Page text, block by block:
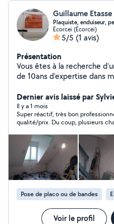
Guillaume
Plaquiste, enduiseur,
Écorcei (Écorcei)
5/5 (1 avis)
Présentation
Vous êtes à la recherche
de 10ans d'expertise dans
Dernier avis laissé par
Il y a 1 mois
Super réactif, très bon
qualité/prix. Du coup, plusieurs
Pose de placo ou de bandes
Voir le profil